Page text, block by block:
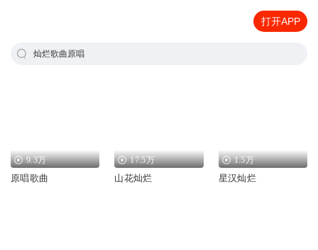
打开APP
灿烂歌曲原唱
9.3万
原唱歌曲
17.5万
山花灿烂
1.5万
星汉灿烂